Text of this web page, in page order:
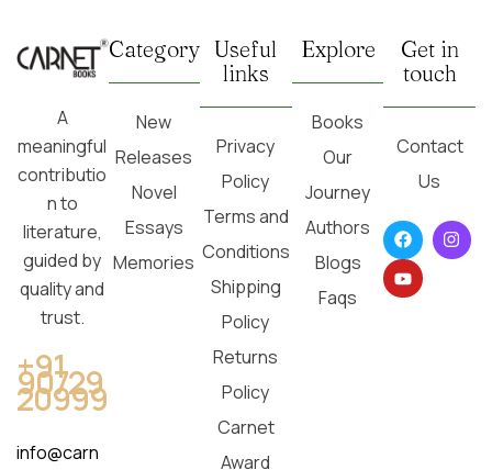
A
meaningful
contributio
n to
literature,
guided by
quality and
trust.
+91
90729
20999
info@carn
Category
New
Releases
Novel
Essays
Memories
Useful
links
Privacy
Policy
Terms and
Conditions
Shipping
Policy
Returns
Policy
Carnet
Award
Explore
Books
Our
Journey
Authors
Blogs
Faqs
Get in
touch
Contact
Us